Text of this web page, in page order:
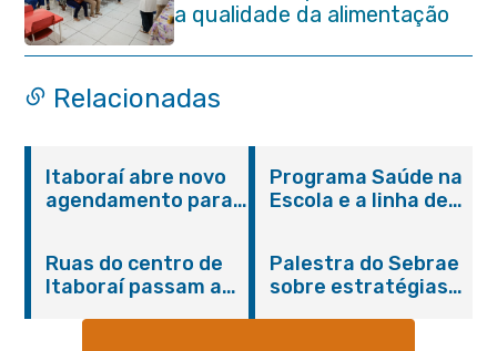
a qualidade da alimentação
escolar na rede municipal
Relacionadas
Itaboraí abre novo
agendamento para
Programa Saúde na
Escola e a linha de
promovem
conscientização
sobre hanseníase
Ruas do centro de
Itaboraí passam a
Palestra do Sebrae
sobre estratégias